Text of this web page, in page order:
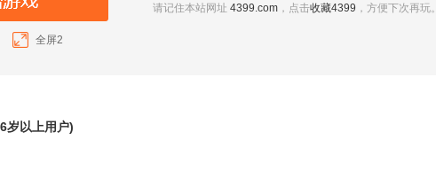
全屏2
请记住本站网址 4399.com ，点击收藏4399 ，方便下次再玩。
岁以上用户)